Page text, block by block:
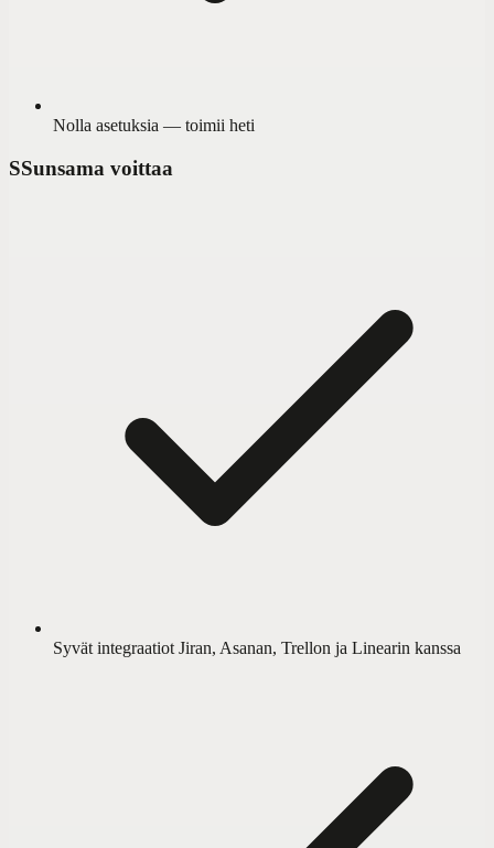
Nolla asetuksia — toimii heti
SSunsama voittaa
Syvät integraatiot Jiran, Asanan, Trellon ja Linearin kanssa